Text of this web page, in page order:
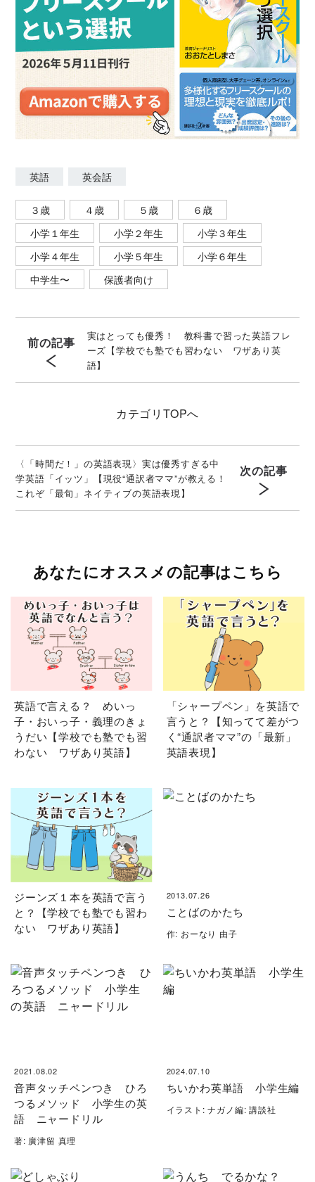
英語 英会話
３歳 ４歳 ５歳
６歳
小学１年生
小学２年生
小学３年生
小学４年生
小学５年生
小学６年生
中学生〜
保護者向け
前の記事
実はとっても優秀！ 教科書で習った英語フレ
ーズ【学校でも塾でも習わない ワザあり英
語】
カテゴリ TOPへ
〈「時間だ！」の英語表現〉実は優秀すぎる中
学英語「イッツ」【現役“通訳者ママ”が教える！
これぞ「最旬」ネイティブの英語表現】
次の記事
あなたにオススメの記事はこちら
英語で言える？ めいっ
子・おいっ子・義理のきょ
うだい【学校でも塾でも習
わない ワザあり英語】
「シャープペン」を英語で
言うと？【知ってて差がつ
く“通訳者ママ”の「最新」
英語表現】
ジーンズ１本を英語で言う
と？【学校でも塾でも習わ
ない ワザあり英語】
2013.07.26
ことばのかたち
作: おーなり 由子
2021.08.02
音声タッチペンつき ひろ
つるメソッド 小学生の英
語 ニャードリル
著: 廣津留 真理
2024.07.10
ちいかわ英単語 小学生編
イラスト: ナガノ編: 講談社